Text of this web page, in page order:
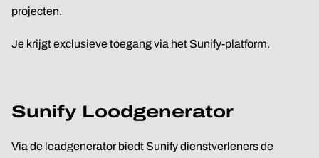
projecten.
Je krijgt exclusieve toegang via het Sunify-platform.
Sunify Loodgenerator
Via de leadgenerator biedt Sunify dienstverleners de